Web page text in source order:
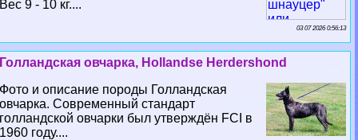
Вес 9 - 10 кг....
03 07 2026 0:56:13
Голландская овчарка, Hollandse Herdershond
Фото и описание породы Голландская
овчарка. Современный стандарт
голландской овчарки был утверждён FCI в
1960 году....